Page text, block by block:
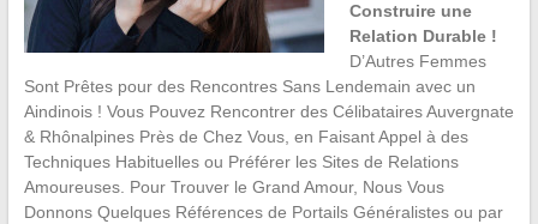
Construire une
Relation Durable !
D’Autres Femmes
Sont Prêtes pour des Rencontres Sans Lendemain avec un
Aindinois ! Vous Pouvez Rencontrer des Célibataires Auvergnate
& Rhônalpines Près de Chez Vous, en Faisant Appel à des
Techniques Habituelles ou Préférer les Sites de Relations
Amoureuses. Pour Trouver le Grand Amour, Nous Vous
Donnons Quelques Références de Portails Généralistes ou par